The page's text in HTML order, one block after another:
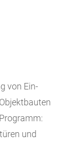
von Ein-
und